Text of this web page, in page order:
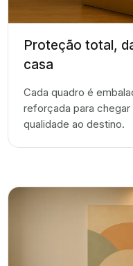
Proteção total,
casa
Cada quadro é
reforçada para
qualidade ao destino.